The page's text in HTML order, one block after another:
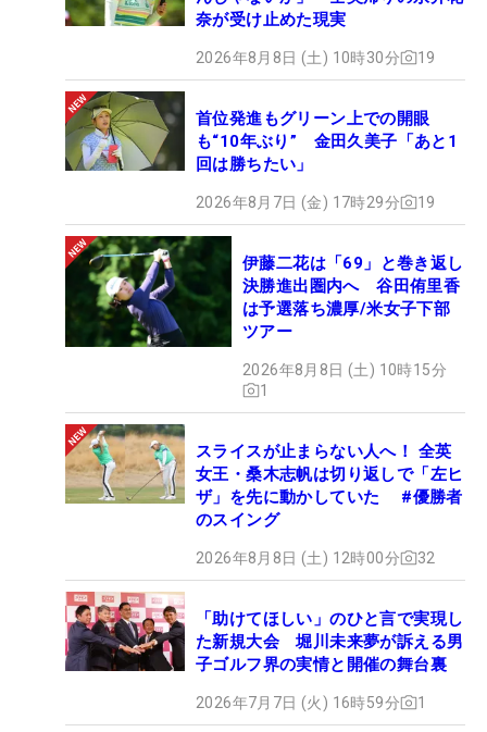
奈が受け止めた現実
2026年8月8日 (土) 10時30分 19
首位発進もグリーン上での開眼
も“10年ぶり” 金田久美子「あと1
回は勝ちたい」
2026年8月7日 (金) 17時29分 19
伊藤二花は「69」と巻き返し
決勝進出圏内へ 谷田侑里香
は予選落ち濃厚/米女子下部
ツアー
2026年8月8日 (土) 10時15分
1
スライスが止まらない人へ！ 全英
女王・桑木志帆は切り返しで「左ヒ
ザ」を先に動かしていた #優勝者
のスイング
2026年8月8日 (土) 12時00分 32
「助けてほしい」のひと言で実現し
た新規大会 堀川未来夢が訴える男
子ゴルフ界の実情と開催の舞台裏
2026年7月7日 (火) 16時59分 1